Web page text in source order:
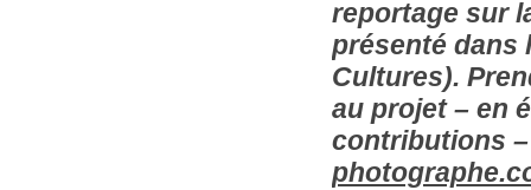
reportage sur
présenté dans
Cultures).
au projet – en
contributions